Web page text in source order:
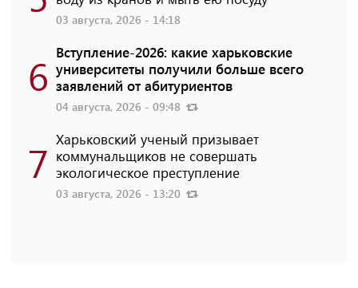
03 августа, 2026 - 14:18
6 Вступление-2026: какие харьковские
университеты получили больше всего
заявлений от абитуриентов
04 августа, 2026 - 09:48
7 Харьковский ученый призывает
коммунальщиков не совершать
экологическое преступление
03 августа, 2026 - 13:20